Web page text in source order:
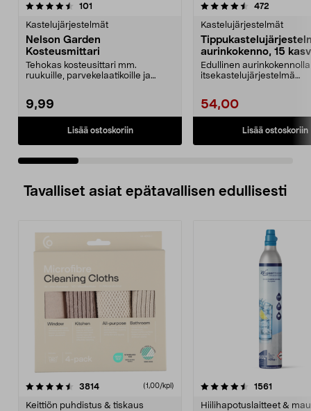
101
Kastelujärjestelmät
Nelson Garden
Kosteusmittari
Tehokas kosteusittari mm.
ruukuille, parvekelaatikoille ja
9,99
Lisää ostoskoriin
4.5 viidestä
472
Kastelujärjestelmät
aurinkokenno, 15
Edullinen
itsekastelujärjestelmä
54,00
Lisää ostoskoriin
4.5 viidestä
Tavalliset asiat epätavallisen edullisesti
3814arvostelut (1,00/kpl)
Keittiön puhdistus & tiskaus
4.5viidestä
1561
Hiilihapotuslaitteet &
4.5viidestä